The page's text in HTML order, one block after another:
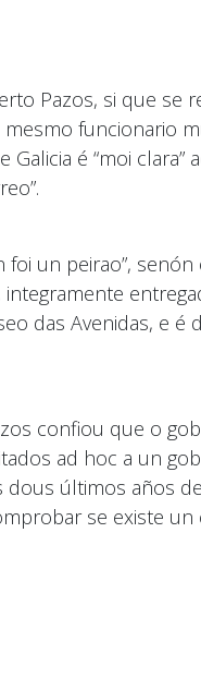
Pazos, si que se
funcionario
é “moi
un peirao”,
das Avenidas,
confiou que o
ad hoc a un
últimos años
se existe